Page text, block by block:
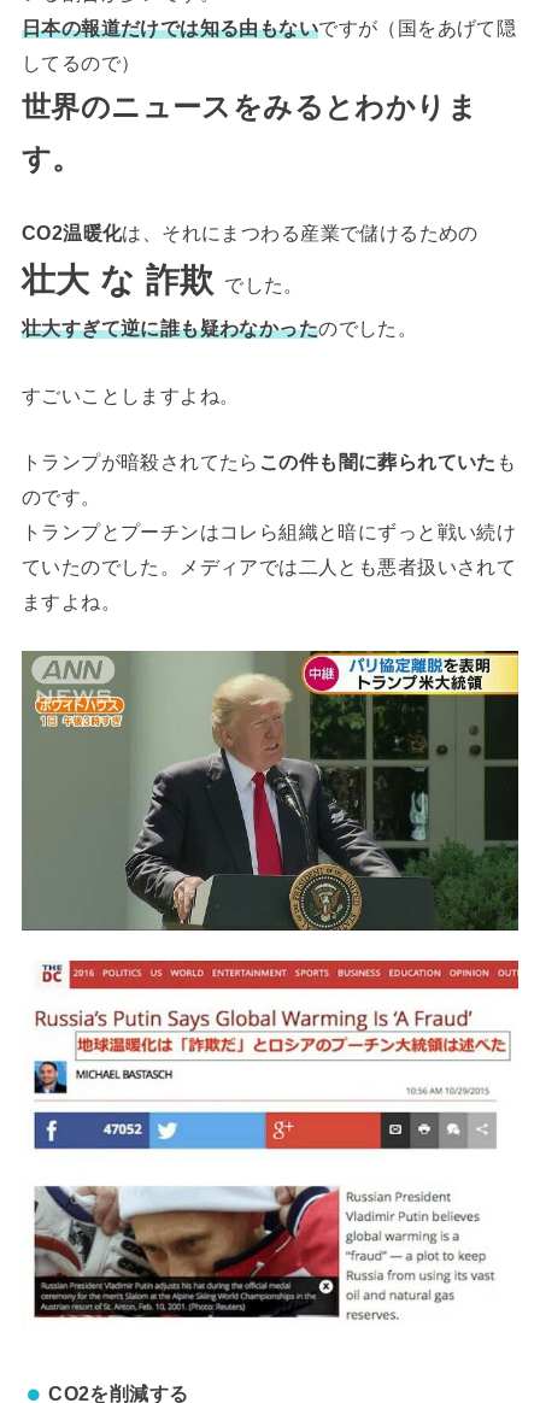
日本の報道だけでは知る由もないですが（国をあげて隠
してるので）
世界のニュースをみるとわかりま
す。
CO2温暖化は、それにまつわる産業で儲けるための
壮大 な 詐欺
でした。
壮大すぎて逆に誰も疑わなかったのでした。
すごいことしますよね。
トランプが暗殺されてたら この件も闇に葬られていた も
のです。
トランプとプーチンはコレら組織と暗にずっと戦い続け
ていたのでした。メディアでは二人とも悪者扱いされて
ますよね。
CO2を削減する